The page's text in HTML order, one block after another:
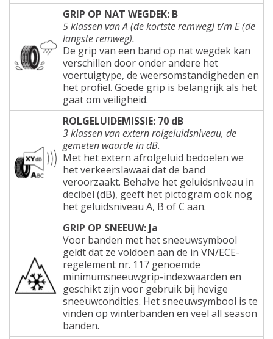
GRIP OP NAT WEGDEK: B
5 klassen van A (de kortste remweg) t/m E (de
langste remweg).
De grip van een band op nat wegdek kan
verschillen door onder andere het
voertuigtype, de weersomstandigheden en
het profiel. Goede grip is belangrijk als het
gaat om veiligheid.
ROLGELUIDEMISSIE: 70 dB
3 klassen van extern rolgeluidsniveau, de
gemeten waarde in dB.
Met het extern afrolgeluid bedoelen we
het verkeerslawaai dat de band
veroorzaakt. Behalve het geluidsniveau in
decibel (dB), geeft het pictogram ook nog
het geluidsniveau A, B of C aan.
GRIP OP SNEEUW: Ja
Voor banden met het sneeuwsymbool
geldt dat ze voldoen aan de in VN/ECE-
regelement nr. 117 genoemde
minimumsneeuwgrip-indexwaarden en
geschikt zijn voor gebruik bij hevige
sneeuwcondities. Het sneeuwsymbool is te
vinden op winterbanden en veel all season
banden.